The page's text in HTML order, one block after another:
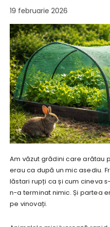
19 februarie 2026
Am văzut grădini care arătau
erau ca după un mic asediu.
lăstari rupți ca și cum cineva
n-a terminat nimic. Și partea
pe vinovați.